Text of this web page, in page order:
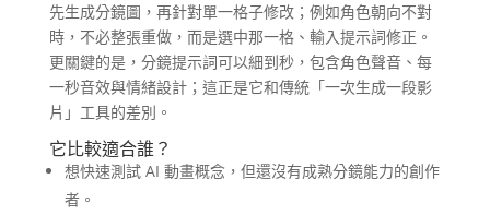
先生成分鏡圖，再針對單一格子修改；例如角色朝向不對
時，不必整張重做，而是選中那一格、輸入提示詞修正。
更關鍵的是，分鏡提示詞可以細到秒，包含角色聲音、每
一秒音效與情緒設計；這正是它和傳統「一次生成一段影
片」工具的差別。
它比較適合誰？
想快速測試 AI 動畫概念，但還沒有成熟分鏡能力的創作
者。